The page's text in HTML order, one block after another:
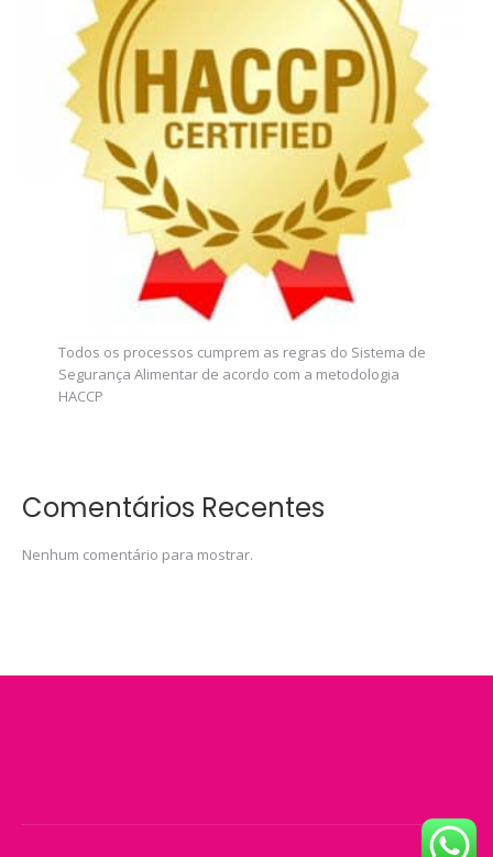
Todos os processos cumprem as regras do Sistema de
Segurança Alimentar de acordo com a metodologia
HACCP
Comentários Recentes
Nenhum comentário para mostrar.